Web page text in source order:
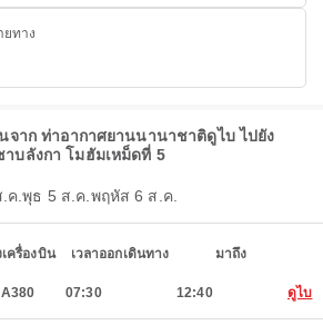
ทาง
จาก ท่าอากาศยานนานาชาติดูไบ ไปยัง
บลังกา โมฮัมเหม็ดที่ 5
.ค.พุธ 5 ส.ค. พฤหัส 6 ส.ค.
ครื่องบิน เวลาออกเดินทาง มาถึง
07:30 12:40 ดูไบ